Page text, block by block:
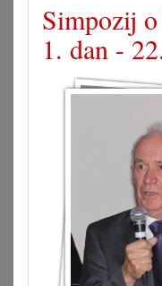
Simpozij
1. dan -